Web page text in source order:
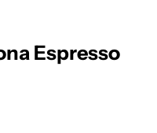
Espresso